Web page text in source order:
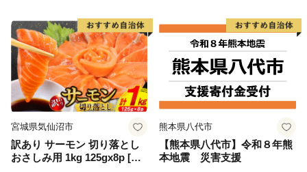
宮城県気仙沼市
訳あり サーモン 切り落とし
おさしみ用 1kg 125gx8p [足
熊本県八代市
【熊本県八代市】令和８年熊
本地震 災害支援